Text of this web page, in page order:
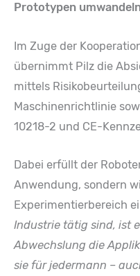
Prototypen
Im Zuge der
übernimmt Pilz die
mittels
Maschinenrichtlinie
10218-2 und CE-
Dabei erfüllt der
Anwendung, sondern
Experimentierbereich
Industrie tätig sind, ist
Abwechslung die
sie für jedermann –